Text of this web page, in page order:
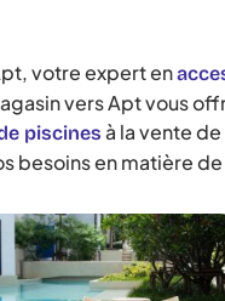
votre expert en
vers Apt vous
piscines à la vente de
besoins en matière